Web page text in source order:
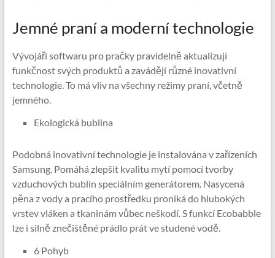
Jemné praní a moderní technologie
Vývojáři softwaru pro pračky pravidelně aktualizují
funkčnost svých produktů a zavádějí různé inovativní
technologie. To má vliv na všechny režimy praní, včetně
jemného.
Ekologická bublina
Podobná inovativní technologie je instalována v zařízeních
Samsung. Pomáhá zlepšit kvalitu mytí pomocí tvorby
vzduchových bublin speciálním generátorem. Nasycená
pěna z vody a pracího prostředku proniká do hlubokých
vrstev vláken a tkaninám vůbec neškodí. S funkcí Ecobabble
lze i silně znečištěné prádlo prát ve studené vodě.
6 Pohyb